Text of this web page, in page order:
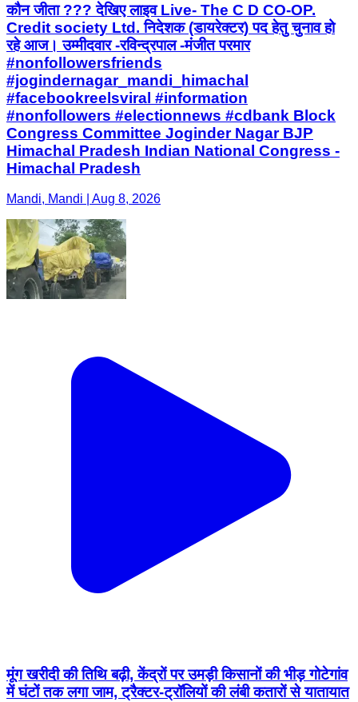
कौन जीता ??? देखिए लाइव Live- The C D CO-OP.
Credit society Ltd. निदेशक (डायरेक्टर) पद हेतु चुनाव हो
रहे आज। उम्मीदवार -रविन्द्रपाल -मंजीत परमार
#nonfollowersfriends
#jogindernagar_mandi_himachal
#facebookreelsviral #information
#nonfollowers #electionnews #cdbank Block
Congress Committee Joginder Nagar BJP
Himachal Pradesh Indian National Congress -
Himachal Pradesh
Mandi, Mandi | Aug 8, 2026
मूंग खरीदी की तिथि बढ़ी, केंद्रों पर उमड़ी किसानों की भीड़ गोटेगांव
में घंटों तक लगा जाम, ट्रैक्टर-ट्रॉलियों की लंबी कतारों से यातायात